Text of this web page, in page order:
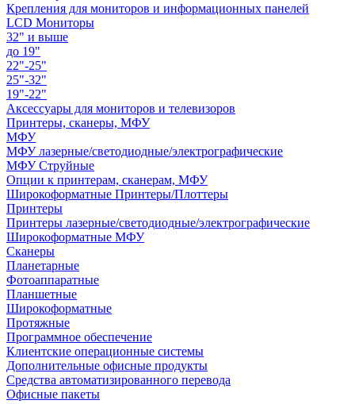
Крепления для мониторов и информационных панелей
LCD Мониторы
32" и выше
до 19"
22"-25"
25"-32"
19"-22"
Аксессуары для мониторов и телевизоров
Принтеры, сканеры, МФУ
МФУ
МФУ лазерные/светодиодные/электрографические
МФУ Струйные
Опции к принтерам, сканерам, МФУ
Широкоформатные Принтеры/Плоттеры
Принтеры
Принтеры лазерные/светодиодные/электрографические
Широкоформатные МФУ
Сканеры
Планетарные
Фотоаппаратные
Планшетные
Широкоформатные
Протяжные
Программное обеспечение
Клиентские операционные системы
Дополнительные офисные продукты
Средства автоматизированного перевода
Офисные пакеты